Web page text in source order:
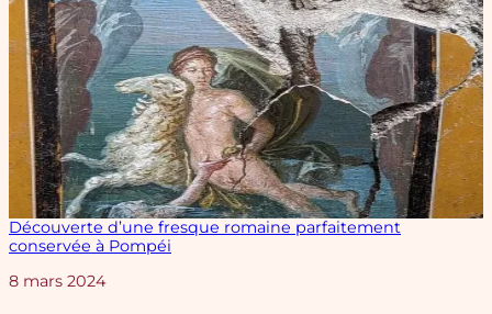
Découverte d’une fresque romaine parfaitement
conservée à Pompéi
Date
8 mars 2024